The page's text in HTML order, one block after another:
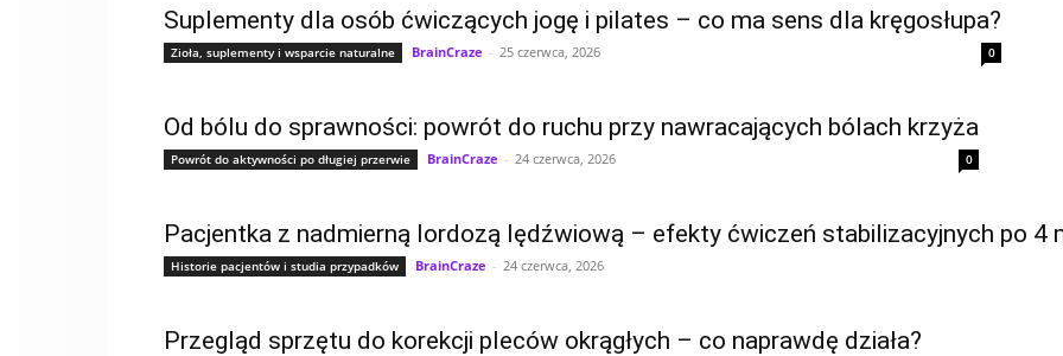
Suplementy dla osób ćwiczących jogę i pilates – co ma sens dla kręgosłupa?
Zioła, suplementy i wsparcie naturalne BrainCraze - 25 czerwca, 2026 0
Od bólu do sprawności: powrót do ruchu przy nawracających bólach krzyża
Powrót do aktywności po długiej przerwie BrainCraze - 24 czerwca, 2026 0
Pacjentka z nadmierną lordozą lędźwiową – efekty ćwiczeń stabilizacyjnych po 4
Historie pacjentów i studia przypadków BrainCraze - 24 czerwca, 2026
Przegląd sprzętu do korekcji pleców okrągłych – co naprawdę działa?